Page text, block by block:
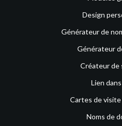
Design
Générateur de
Générateur
Créateur de
Lien
Cartes de
Noms de